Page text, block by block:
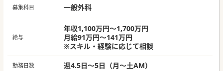
募集科目 一般外科
給与
年収1,100万円～1,700万円
月給91万円～141万円
※スキル・経験に応じて相談
勤務日数 週4.5日～5日（月～土AM）